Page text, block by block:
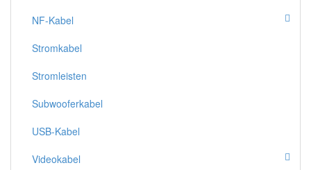
NF-Kabel
Stromkabel
Stromleisten
Subwooferkabel
USB-Kabel
Videokabel